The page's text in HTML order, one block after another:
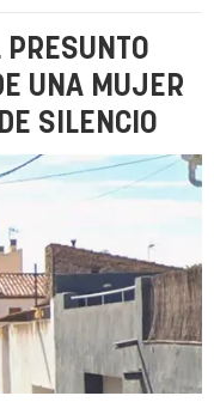
PRESUNTO
UNA MUJER
SILENCIO